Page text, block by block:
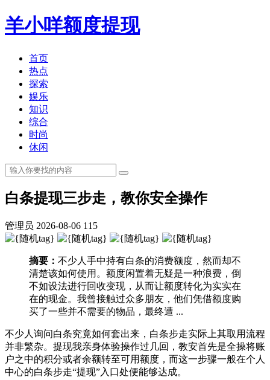
羊小咩额度提现
首页
热点
探索
娱乐
知识
综合
时尚
休闲
白条提现三步走，教你安全操作
管理员 2026-08-06 115
摘要： 不少人手中持有白条的消费额度，然而却不
清楚该如何使用。额度闲置着无疑是一种浪费，倒
不如设法进行回收变现，从而让额度转化为实实在
在的现金。我曾接触过众多朋友，他们凭借额度购
买了一些并不需要的物品，最终遭 ...
不少人询问白条究竟如何套出来，白条步走实际上其取用流程
并非繁杂。提现我亲身体验操作过几回，教安首先是全操将账
户之中的积分或者余额转至可用额度，而这一步骤一般在个人
中心的白条步走“提现”入口处便能够达成。